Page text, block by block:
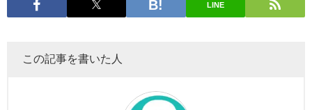
LINE
この記事を書いた人